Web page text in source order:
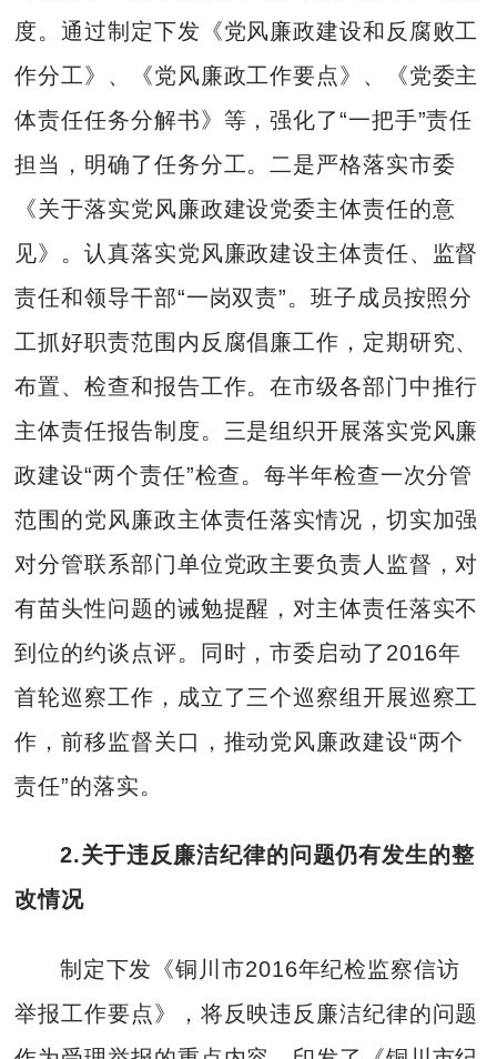
度。通过制定下发《党风廉政建设和反腐败工
作分工》、《党风廉政工作要点》、《党委主
体责任任务分解书》等，强化了“一把手”责任
担当，明确了任务分工。二是严格落实市委
《关于落实党风廉政建设党委主体责任的意
见》。认真落实党风廉政建设主体责任、监督
责任和领导干部“一岗双责”。班子成员按照分
工抓好职责范围内反腐倡廉工作，定期研究、
布置、检查和报告工作。在市级各部门中推行
主体责任报告制度。三是组织开展落实党风廉
政建设“两个责任”检查。每半年检查一次分管
范围的党风廉政主体责任落实情况，切实加强
对分管联系部门单位党政主要负责人监督，对
有苗头性问题的诫勉提醒，对主体责任落实不
到位的约谈点评。同时，市委启动了2016年
首轮巡察工作，成立了三个巡察组开展巡察工
作，前移监督关口，推动党风廉政建设“两个
责任”的落实。
2.关于违反廉洁纪律的问题仍有发生的整
改情况
制定下发《铜川市2016年纪检监察信访
举报工作要点》，将反映违反廉洁纪律的问题